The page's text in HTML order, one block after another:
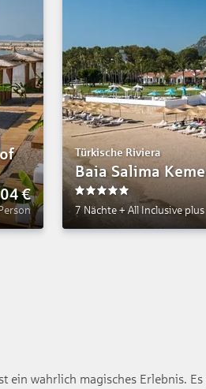
€
Türkische Riviera
Baia Salima
7 Nächte +All Inclusive plus
ein wahrlich magisches Erlebnis.